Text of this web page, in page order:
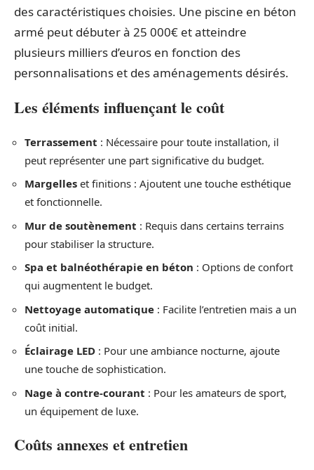
des caractéristiques choisies. Une piscine en béton
armé peut débuter à 25 000€ et atteindre
plusieurs milliers d’euros en fonction des
personnalisations et des aménagements désirés.
Les éléments influençant le coût
Terrassement : Nécessaire pour toute installation, il
peut représenter une part significative du budget.
Margelles et finitions : Ajoutent une touche esthétique
et fonctionnelle.
Mur de soutènement : Requis dans certains terrains
pour stabiliser la structure.
Spa et balnéothérapie en béton : Options de confort
qui augmentent le budget.
Nettoyage automatique : Facilite l’entretien mais a un
coût initial.
Éclairage LED : Pour une ambiance nocturne, ajoute
une touche de sophistication.
Nage à contre-courant : Pour les amateurs de sport,
un équipement de luxe.
Coûts annexes et entretien